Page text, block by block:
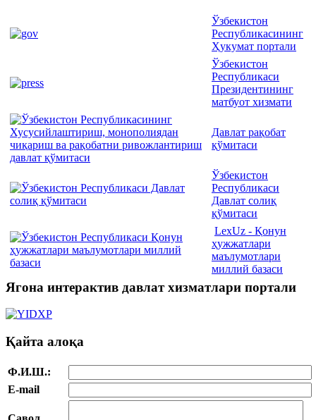
Ўзбекистон
Республикасининг
Ҳукумат портали
Ўзбекистон
Республикаси
Президентининг
матбуот хизмати
Давлат рақобат
қўмитаси
Ўзбекистон
Республикаси
Давлат солиқ
қўмитаси
LexUz - Қонун
ҳужжатлари
маълумотлари
миллий базаси
Ягона интерактив давлат хизматлари портали
Қайта алоқа
Ф.И.Ш.:
E-mail